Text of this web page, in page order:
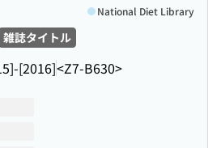
雑誌タイトル
[2016]<Z7-B630>
National Diet Library